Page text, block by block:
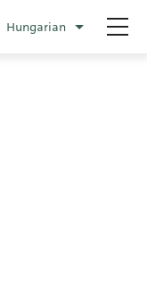
Hungarian További